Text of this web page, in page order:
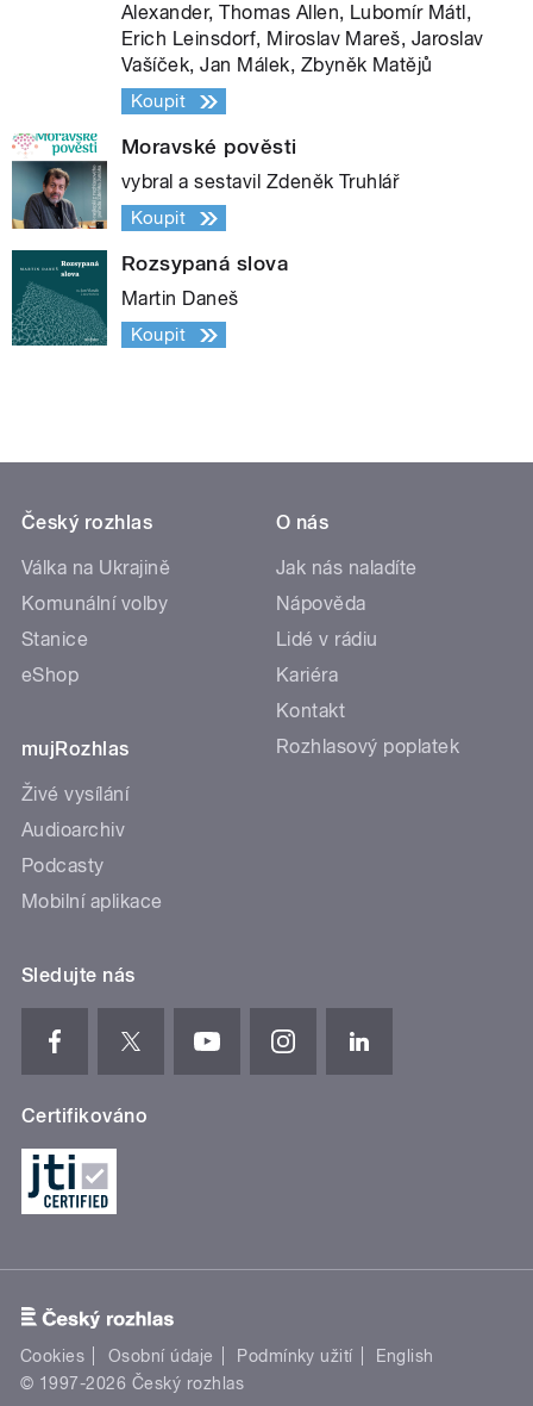
Alexander, Thomas Allen, Lubomír Mátl,
Erich Leinsdorf, Miroslav Mareš, Jaroslav
Vašíček, Jan Málek, Zbyněk Matějů
Koupit
Moravské pověsti
vybral a sestavil Zdeněk Truhlář
Koupit
Rozsypaná slova
Martin Daneš
Koupit
Český rozhlas
Válka na Ukrajině
Komunální volby
Stanice
eShop
mujRozhlas
Živé vysílání
Audioarchiv
Podcasty
Mobilní aplikace
O nás
Jak nás naladíte
Nápověda
Lidé v rádiu
Kariéra
Kontakt
Rozhlasový poplatek
Sledujte nás
Certifikováno
Cookies Osobní údaje Podmínky užití
English
© 1997-2026 Český rozhlas